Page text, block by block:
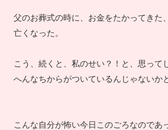
父のお葬式の時に、お金をたかってきた
亡くなった。
こう、続くと、私のせい？！と、思って
へんなちからがついているんじゃないか
こんな自分が怖い今日このごろなのであ